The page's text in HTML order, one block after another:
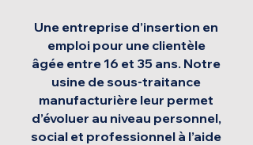
Une entreprise d’insertion en
emploi pour une clientèle
âgée entre 16 et 35 ans. Notre
usine de sous-traitance
manufacturière leur permet
d’évoluer au niveau personnel,
social et professionnel à l’aide